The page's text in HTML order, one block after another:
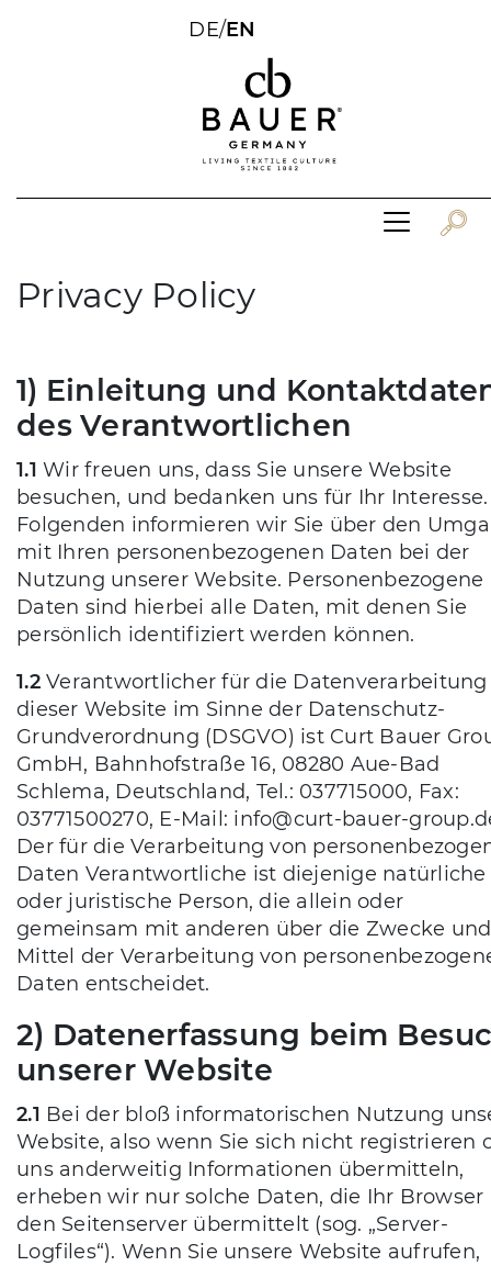
DE/EN
Privacy Policy
1) Einleitung und
des Verantwortlichen
1.1 Wir freuen uns, dass Sie unsere Website
besuchen, und bedanken uns für Ihr
Folgenden informieren wir Sie über den
mit Ihren personenbezogenen Daten bei der
Nutzung unserer Website. Personenbezogene
Daten sind hierbei alle Daten, mit denen Sie
persönlich identifiziert werden können.
1.2Verantwortlicher für die Datenverarbeitung
dieser Website im Sinne der Datenschutz-
Grundverordnung (DSGVO) ist Curt Bauer
GmbH, Bahnhofstraße 16, 08280 Aue-Bad
Schlema, Deutschland, Tel.: 037715000, Fax:
03771500270, E-Mail: info@curt-bauer-
Der für die Verarbeitung von
Daten Verantwortliche ist diejenige natürliche
oder juristische Person, die allein oder
gemeinsam mit anderen über die Zwecke und
Mittel der Verarbeitung von
Daten entscheidet.
2) Datenerfassung beim
unserer Website
2.1 Bei der bloß informatorischen Nutzung
Website, also wenn Sie sich nicht registrieren
uns anderweitig Informationen übermitteln,
erheben wir nur solche Daten, die Ihr Browser
den Seitenserver übermittelt (sog. „Server-
Logfiles“). Wenn Sie unsere Website aufrufen,